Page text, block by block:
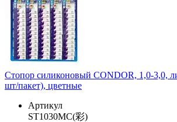
Стопор силиконовый CONDOR, 1,0-3,0,
шт/пакет), цветные
Артикул
ST1030MC(彩)